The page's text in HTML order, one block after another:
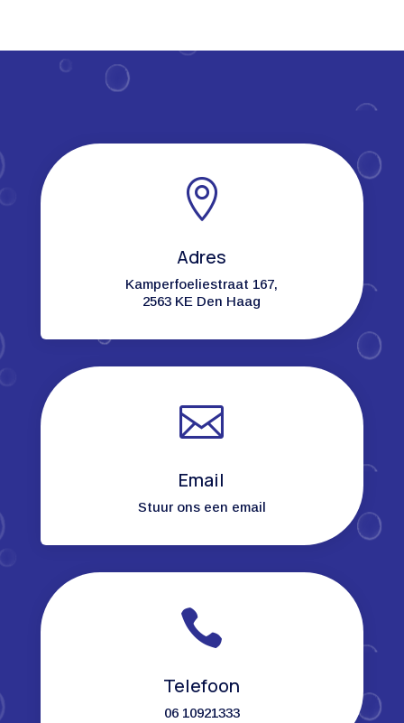

Adres
Kamperfoeliestraat 167,
2563 KE Den Haag

Email
Stuur ons een email

Telefoon
06 10921333